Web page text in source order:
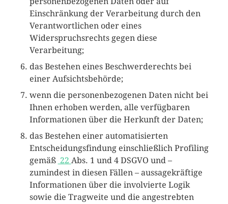
Einschränkung der Verarbeitung durch den
Verantwortlichen oder eines
Widerspruchsrechts gegen diese
Verarbeitung;
das Bestehen eines Beschwerderechts bei
einer Aufsichtsbehörde;
wenn die personenbezogenen Daten nicht bei
Ihnen erhoben werden, alle verfügbaren
Informationen über die Herkunft der Daten;
das Bestehen einer automatisierten
Entscheidungsfindung einschließlich Profiling
gemäß 22 Abs. 1 und 4 DSGVO und –
zumindest in diesen Fällen – aussagekräftige
Informationen über die involvierte Logik
sowie die Tragweite und die angestrebten